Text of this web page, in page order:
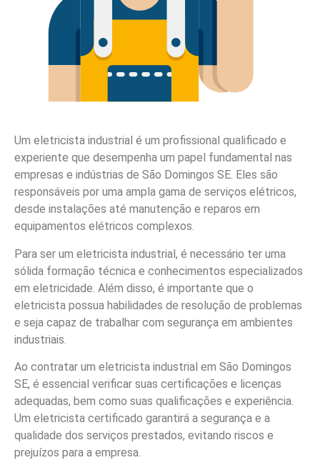
Um eletricista industrial é um profissional qualificado e
experiente que desempenha um papel fundamental nas
empresas e indústrias de São Domingos SE. Eles são
responsáveis por uma ampla gama de serviços elétricos,
desde instalações até manutenção e reparos em
equipamentos elétricos complexos.
Para ser um eletricista industrial, é necessário ter uma
sólida formação técnica e conhecimentos especializados
em eletricidade. Além disso, é importante que o
eletricista possua habilidades de resolução de problemas
e seja capaz de trabalhar com segurança em ambientes
industriais.
Ao contratar um eletricista industrial em São Domingos
SE, é essencial verificar suas certificações e licenças
adequadas, bem como suas qualificações e experiência.
Um eletricista certificado garantirá a segurança e a
qualidade dos serviços prestados, evitando riscos e
prejuízos para a empresa.